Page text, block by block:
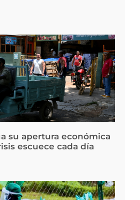
su apertura económica
escuece cada día